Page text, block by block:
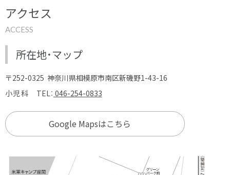
アクセス
ACCESS
所在地・マップ
〒252-0325 神奈川県相模原市南区新磯野1-43-16
小児科
TEL： 046-254-0833
Google Mapsはこちら